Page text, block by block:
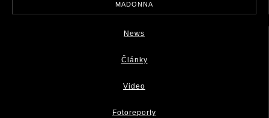
MADONNA
News
Články
Video
Fotoreporty